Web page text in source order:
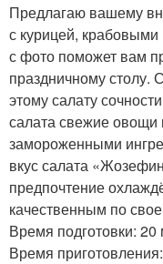
Предлагаю вашему
с курицей,
с фото поможет вам
праздничному столу.
этому салату
салата свежие овощи
замороженными
вкус салата
предпочтение
качественным по
Время подготовки: 20
Время